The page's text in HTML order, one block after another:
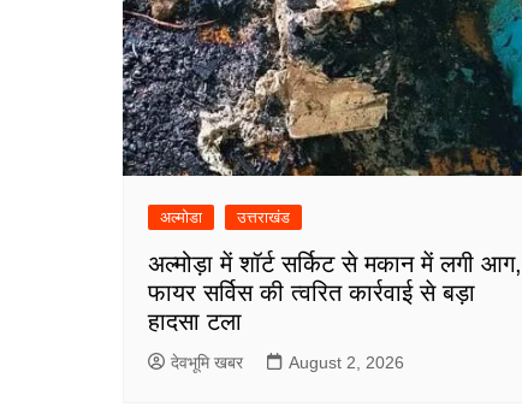
अल्मोडा उत्तराखंड
अल्मोड़ा में शॉर्ट सर्किट से मकान में लगी आग,
फायर सर्विस की त्वरित कार्रवाई से बड़ा
हादसा टला
देवभूमि खबर August 2, 2026